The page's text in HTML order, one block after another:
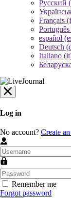
Русский
Français
español
Deutsch
Italiano
Log in
No account? Create
Remember me
Forgot password